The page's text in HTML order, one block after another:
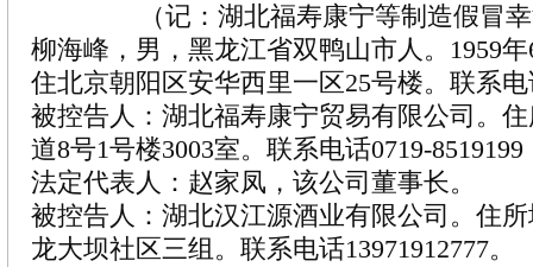
（记：湖北福寿康宁等制造假冒
柳海峰，男，黑龙江省双鸭山市人。1959
住北京朝阳区安华西里一区25号楼。联系电
被控告人：湖北福寿康宁贸易有限公司。
道8号1号楼3003室。联系电话0719-8519199
法定代表人：赵家凤，该公司董事长。
被控告人：湖北汉江源酒业有限公司。住
龙大坝社区三组。联系电话13971912777。